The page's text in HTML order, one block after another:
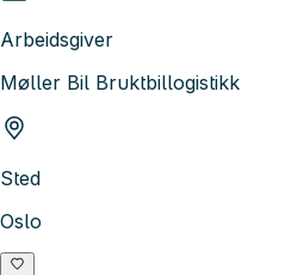
Arbeidsgiver
Møller Bil Bruktbillogistikk
Sted
Oslo